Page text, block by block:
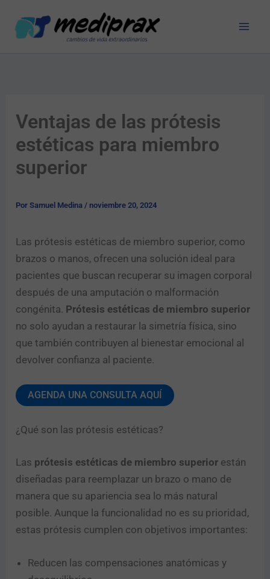
contenido
Ventajas de las prótesis
estéticas para miembro
superior
PorSamuel Medina / noviembre 20, 2024
Las prótesis estéticas de miembro superior, como
brazos o manos, ofrecen una solución ideal para
pacientes que buscan recuperar su imagen corporal
después de una amputación o malformación
congénita. Prótesis estéticas de miembro superior
no solo ayudan a restaurar la simetría física, sino
que también contribuyen al bienestar emocional al
devolver confianza al paciente.
AGENDA UNA CONSULTA AQUÍ
¿Qué son las prótesis estéticas?
Las prótesis estéticas de miembro superior están
diseñadas para reemplazar un brazo o mano de
manera que su apariencia sea lo más natural
posible. Aunque la funcionalidad no es su prioridad,
estas prótesis cumplen con objetivos importantes:
Reducen las compensaciones anatómicas y